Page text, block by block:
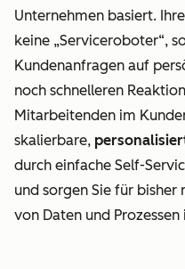
Unternehmen basiert.
keine „Serviceroboter“,
Kundenanfragen auf
noch schnelleren
Mitarbeitenden im
skalierbare,
durch einfache Self-
und sorgen Sie für
von Daten und Prozessen